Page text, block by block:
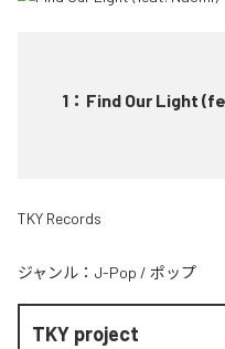
1 ： Find Our Light
TKY Records
ジャンル： J-Pop / ポップ
TKY project